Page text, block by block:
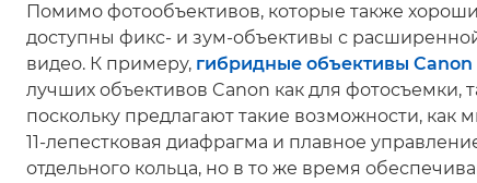
Помимо фотообъективов, которые также
доступны фикс- и зум-объективы с
видео. К примеру, гибридные объективы Canon
лучших объективов Canon как для фотосъемки,
поскольку предлагают такие возможности, как
11-лепестковая диафрагма и плавное
отдельного кольца, но в то же время